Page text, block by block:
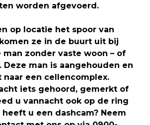
worden afgevoerd.
op locatie het spoor van
ze in de buurt uit bij
man zonder vaste woon – of
man is aangehouden en
naar een cellencomplex.
iets gehoord, gemerkt of
u vannacht ook op de ring
heeft u een dashcam? Neem